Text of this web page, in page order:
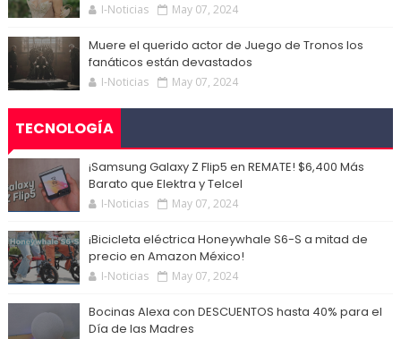
I-Noticias May 07, 2024
Muere el querido actor de Juego de Tronos los
fanáticos están devastados
I-Noticias May 07, 2024
TECNOLOGÍA
¡Samsung Galaxy Z Flip5 en REMATE! $6,400 Más
Barato que Elektra y Telcel
I-Noticias May 07, 2024
¡Bicicleta eléctrica Honeywhale S6-S a mitad de
precio en Amazon México!
I-Noticias May 07, 2024
Bocinas Alexa con DESCUENTOS hasta 40% para el
Día de las Madres